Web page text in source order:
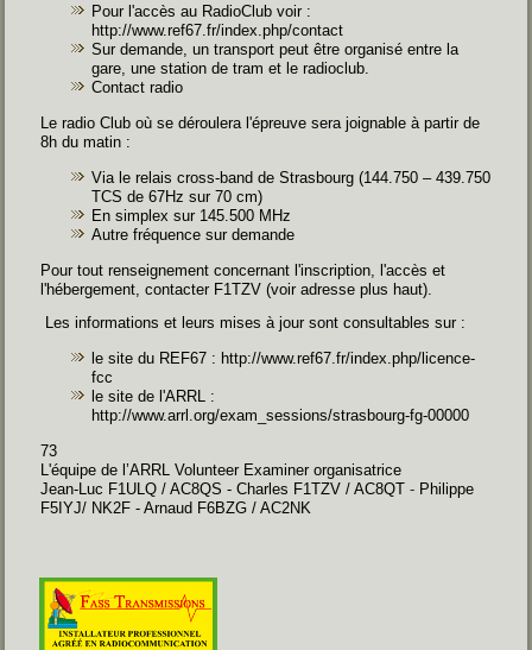
Pour l'accès au RadioClub voir :
http://www.ref67.fr/index.php/contact
Sur demande, un transport peut être organisé entre la
gare, une station de tram et le radioclub.
Contact radio
Le radio Club où se déroulera l'épreuve sera joignable à partir de
8h du matin :
Via le relais cross-band de Strasbourg (144.750 – 439.750
TCS de 67Hz sur 70 cm)
En simplex sur 145.500 MHz
Autre fréquence sur demande
Pour tout renseignement concernant l'inscription, l'accès et
l'hébergement, contacter F1TZV (voir adresse plus haut).
Les informations et leurs mises à jour sont consultables sur :
le site du REF67 : http://www.ref67.fr/index.php/licence-
fcc
le site de l'ARRL :
http://www.arrl.org/exam_sessions/strasbourg-fg-00000
73
L'équipe de l’ARRL Volunteer Examiner organisatrice
Jean-Luc F1ULQ / AC8QS - Charles F1TZV / AC8QT - Philippe
F5IYJ/ NK2F - Arnaud F6BZG / AC2NK